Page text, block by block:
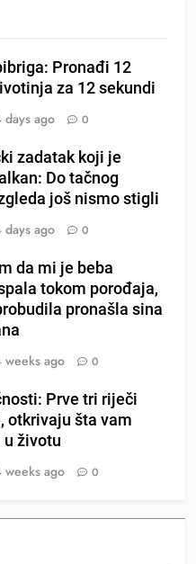
Pronađi 12
za 12 sekundi
days ago 0
zadatak koji je
Do tačnog
još nismo stigli
days ago 0
da mi je beba
tokom porođaja,
pronašla sina
weeks ago 0
Prve tri riječi
otkrivaju šta vam
životu
weeks ago 0